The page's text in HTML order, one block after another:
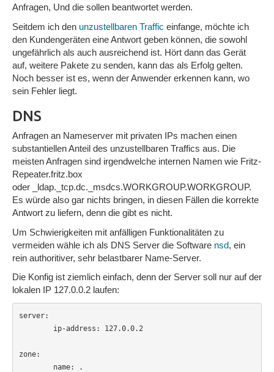
Datenschutz
Anfragen, Und die sollen beantwortet werden.
Seitdem ich den unzustellbaren Traffic einfange, möchte ich
den Kundengeräten eine Antwort geben können, die sowohl
ungefährlich als auch ausreichend ist. Hört dann das Gerät
auf, weitere Pakete zu senden, kann das als Erfolg gelten.
Noch besser ist es, wenn der Anwender erkennen kann, wo
sein Fehler liegt.
DNS
Anfragen an Nameserver mit privaten IPs machen einen
substantiellen Anteil des unzustellbaren Traffics aus. Die
meisten Anfragen sind irgendwelche internen Namen wie Fritz-
Repeater.fritz.box
oder _ldap._tcp.dc._msdcs.WORKGROUP.WORKGROUP.
Es würde also gar nichts bringen, in diesen Fällen die korrekte
Antwort zu liefern, denn die gibt es nicht.
Um Schwierigkeiten mit anfälligen Funktionalitäten zu
vermeiden wähle ich als DNS Server die Software nsd, ein
rein authoritiver, sehr belastbarer Name-Server.
Die Konfig ist ziemlich einfach, denn der Server soll nur auf der
lokalen IP 127.0.0.2 laufen:
server:
ip-address: 127.0.0.2
zone:
name: .